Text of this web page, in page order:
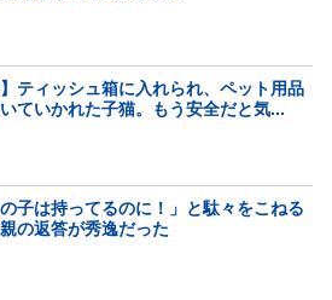
】ティッシュ箱に入れられ、ペット用品
ていかれた子猫。もう安全だと気...
の子は持ってるのに！」と駄々をこねる
の返答が秀逸だった